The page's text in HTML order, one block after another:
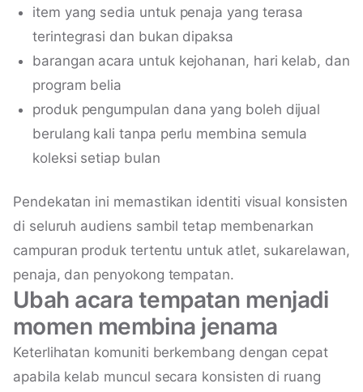
item yang sedia untuk penaja yang terasa
terintegrasi dan bukan dipaksa
barangan acara untuk kejohanan, hari kelab, dan
program belia
produk pengumpulan dana yang boleh dijual
berulang kali tanpa perlu membina semula
koleksi setiap bulan
Pendekatan ini memastikan identiti visual konsisten
di seluruh audiens sambil tetap membenarkan
campuran produk tertentu untuk atlet, sukarelawan,
penaja, dan penyokong tempatan.
Ubah acara tempatan menjadi
momen membina jenama
Keterlihatan komuniti berkembang dengan cepat
apabila kelab muncul secara konsisten di ruang